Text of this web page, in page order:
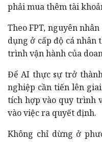
phải mua thêm tài
Theo FPT, nguyên
dụng ở cấp độ cá
trình vận hành của
Để AI thực sự trở
nghiệp cần tiến lên
tích hợp vào quy trình
vào việc ra quyết định.
Không chỉ dừng ở